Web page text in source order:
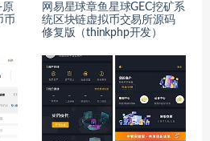
原
币
网易星球章鱼星球GEC挖矿系
统区块链虚拟币交易所源码
修复版（thinkphp开发）